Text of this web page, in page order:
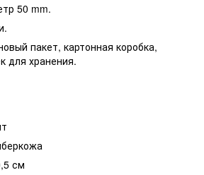
50 mm.
пакет, картонная коробка,
для хранения.
см